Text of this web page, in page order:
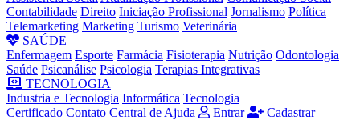
Contabilidade Direito Iniciação Profissional Jornalismo Política
Telemarketing Marketing Turismo Veterinária
SAÚDE
Enfermagem Esporte Farmácia Fisioterapia Nutrição Odontologia
Saúde Psicanálise Psicologia Terapias Integrativas
TECNOLOGIA
Industria e Tecnologia Informática Tecnologia
Certificado Contato Central de Ajuda Entrar Cadastrar